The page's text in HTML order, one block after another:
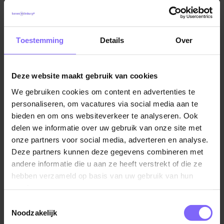
Toestemming Details Over
Deze website maakt gebruik van cookies
We gebruiken cookies om content en advertenties te
personaliseren, om vacatures via social media aan te
bieden en om ons websiteverkeer te analyseren. Ook
delen we informatie over uw gebruik van onze site met
onze partners voor social media, adverteren en analyse.
Deze partners kunnen deze gegevens combineren met
andere informatie die u aan ze heeft verstrekt of die ze
hebben verzameld op basis van uw gebruik van hun
Noodzakelijk
bewoners, hun naasten, en andere partijen in de
samenleving.
Dit mag je van ons verwachten
€2.981,98 en €4.245,84 bruto per maand op
basis van een 36-urige werkweek, exclusief
onregelmatigheidstoeslag
8% vakantiegeld, 8,33% eindejaarsuitkering en,
indien van toepassing, een
onregelmatigheidstoeslag tussen de 22% en 60%
Uren zijn in overleg
Aantrekkelijke extra’s zoals een fietsregeling,
korting op leuke uitjes en activiteiten via Fit & Fun
Alle ruimte voor groei met volop kansen voor
(bij)scholing en jouw eigen ideeën
Vacatures Zorg in Limburg |Vacatures in de ouderenzorg
Vergelijkbare vacatures
Verpleegkundige met verpleegkundig
leiderschap
Proteion
Thorn